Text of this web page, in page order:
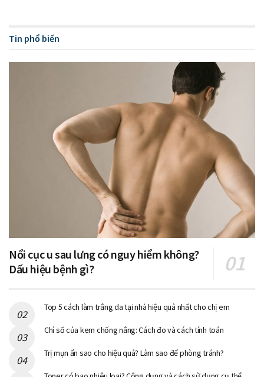
Tin phổ biến
Nổi cục u sau lưng có nguy hiểm không?
Dấu hiệu bệnh gì?
Top 5 cách làm trắng da tại nhà hiệu quả nhất cho chị em
Chỉ số của kem chống nắng: Cách đo và cách tính toán
Trị mụn ẩn sao cho hiệu quả? Làm sao để phòng tránh?